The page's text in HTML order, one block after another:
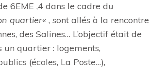
6EME ,4 dans le cadre du
quartier« , sont allés à la rencontre
des Salines… L’objectif était de
quartier : logements,
(écoles, La Poste…),